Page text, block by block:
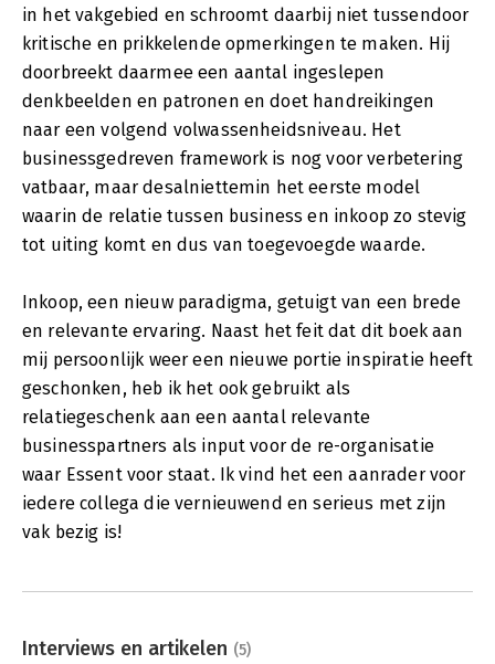
in het vakgebied en schroomt daarbij niet tussendoor
kritische en prikkelende opmerkingen te maken. Hij
doorbreekt daarmee een aantal ingeslepen
denkbeelden en patronen en doet handreikingen
naar een volgend volwassenheidsniveau. Het
businessgedreven framework is nog voor verbetering
vatbaar, maar desalniettemin het eerste model
waarin de relatie tussen business en inkoop zo stevig
tot uiting komt en dus van toegevoegde waarde.
Inkoop, een nieuw paradigma, getuigt van een brede
en relevante ervaring. Naast het feit dat dit boek aan
mij persoonlijk weer een nieuwe portie inspiratie heeft
geschonken, heb ik het ook gebruikt als
relatiegeschenk aan een aantal relevante
businesspartners als input voor de re-organisatie
waar Essent voor staat. Ik vind het een aanrader voor
iedere collega die vernieuwend en serieus met zijn
vak bezig is!
Interviews en artikelen (5)